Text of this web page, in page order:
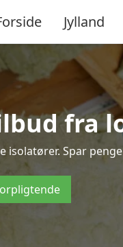
Jylland
fra
Spar